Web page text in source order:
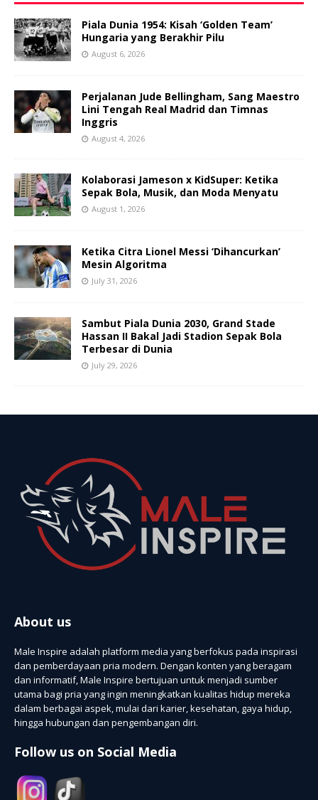
Piala Dunia 1954: Kisah ‘Golden Team’
Hungaria yang Berakhir Pilu
August 6, 2026
Perjalanan Jude Bellingham, Sang Maestro
Lini Tengah Real Madrid dan Timnas
Inggris
August 4, 2026
Kolaborasi Jameson x KidSuper: Ketika
Sepak Bola, Musik, dan Moda Menyatu
August 1, 2026
Ketika Citra Lionel Messi ‘Dihancurkan’
Mesin Algoritma
July 31, 2026
Sambut Piala Dunia 2030, Grand Stade
Hassan II Bakal Jadi Stadion Sepak Bola
Terbesar di Dunia
July 29, 2026
About us
Male Inspire adalah platform media yang berfokus pada inspirasi
dan pemberdayaan pria modern. Dengan konten yang beragam
dan informatif, Male Inspire bertujuan untuk menjadi sumber
utama bagi pria yang ingin meningkatkan kualitas hidup mereka
dalam berbagai aspek, mulai dari karier, kesehatan, gaya hidup,
hingga hubungan dan pengembangan diri.
Follow us on Social Media